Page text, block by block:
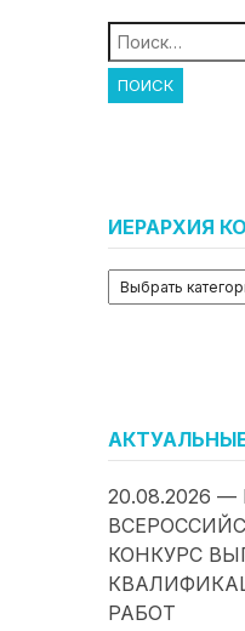
Найти:
ИЕРАРХИЯ
20.08.2026 —
КОНКУРС
РАБОТ